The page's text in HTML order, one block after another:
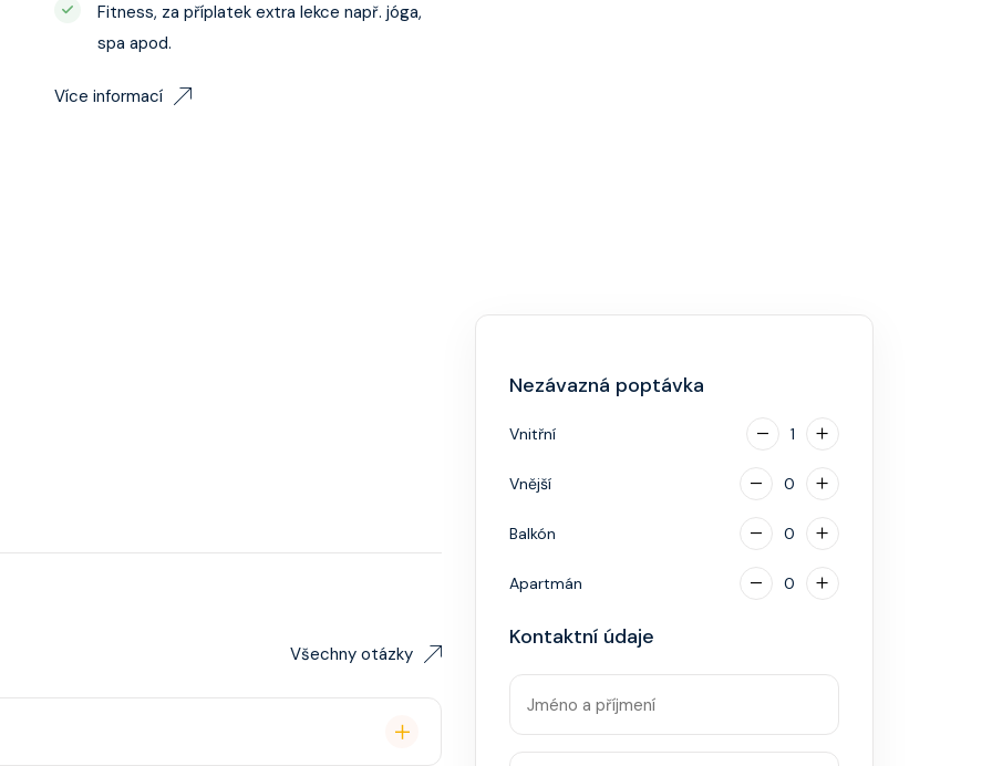
Fitness, za příplatek extra lekce např. jóga,
spa apod.
Více informací
Všechny otázky
Nezávazná poptávka
Vnitřní 1
Vnější 0
Balkón 0
Apartmán 0
Kontaktní údaje